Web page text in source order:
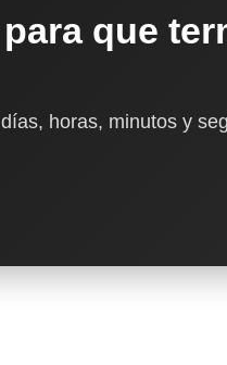
que
horas, minutos y